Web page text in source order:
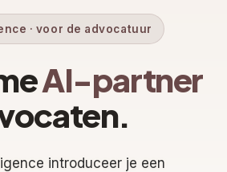
· voor de advocatuur
AI-partner
introduceer je een